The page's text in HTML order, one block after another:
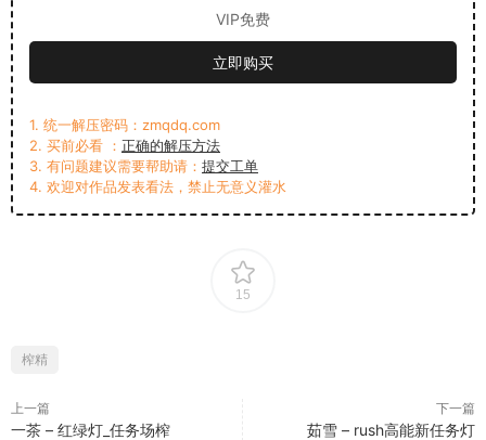
VIP免费
立即购买
1. 统一解压密码：zmqdq.com
2. 买前必看 ： 正确的解压方法
3. 有问题建议需要帮助请： 提交工单
4. 欢迎对作品发表看法，禁止无意义灌水
15
榨精
上一篇
一茶 – 红绿灯_任务场榨
下一篇
茹雪 – rush高能新任务灯